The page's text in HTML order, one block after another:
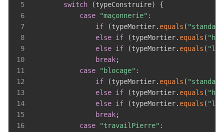
5
switch (typeConstruire)
{
6
case "maçonnerie" :
7
if (typeMortier. equals (
8
else if (typeMortier. equals (
9
else if (typeMortier. equals (
10
break;
11
case "blocage" :
12
if (typeMortier. equals (
13
else if (typeMortier. equals (
14
else if (typeMortier. equals (
15
break;
16
case "travailPierre" :